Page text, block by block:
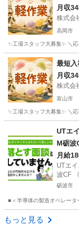
月収
株式会
高岡市
✨工場スタッフ大募集✨ ＼
富山 高岡市 工場
最短
月収
株式会
富山市
✨工場スタッフ大募集✨ ＼
UTエ
M砺波
ータ
月給
UTエ
波CF
砺波市
■＜半導体の製造オペレー
富山 砺波市
もっと見る